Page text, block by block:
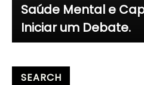
Saúde Mental e
Iniciar um Debate.
SEARCH